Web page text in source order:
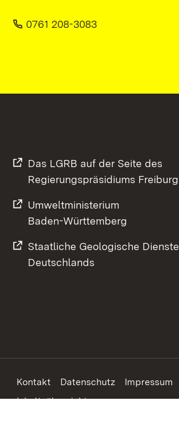
0761 208-3083
Das LGRB auf der Seite des
Regierungspräsidiums Freiburg
Umweltministerium
Baden-Württemberg
Staatliche Geologische Dienste
Deutschlands
Footer
Kontakt Datenschutz Impressum
Inhaltsübersicht